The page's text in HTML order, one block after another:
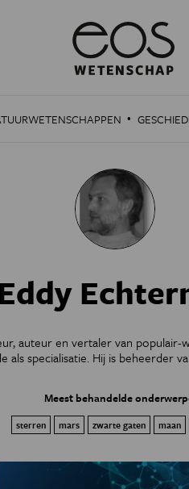
·
auteur en vertaler van
als specialisatie. Hij is beheerder
Meest behandelde
sterren mars zwarte gaten maan